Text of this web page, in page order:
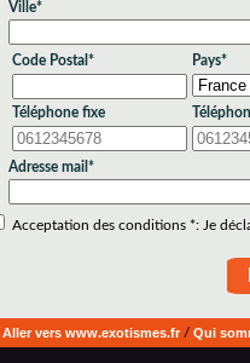
Ville*
Code Postal* Pays*
Téléphone fixe
Adresse mail*
Acceptation des conditions *: Je
Aller vers www.exotismes.fr/ Qui